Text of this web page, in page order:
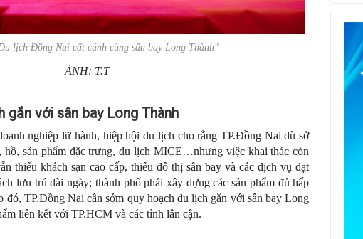
lịch Đồng Nai cất cánh cùng sân bay Long Thành"
ẢNH: T.T
gắn với sân bay Long Thành
nghiệp lữ hành, hiệp hội du lịch cho rằng TP.Đồng Nai dù sở
hồ, sản phẩm đặc trưng, du lịch MICE…nhưng việc khai thác còn
thiếu khách sạn cao cấp, thiếu đô thị sân bay và các dịch vụ đạt
lưu trú dài ngày; thành phố phải xây dựng các sản phẩm đủ hấp
đó, TP.Đồng Nai cần sớm quy hoạch du lịch gắn với sân bay Long
liên kết với TP.HCM và các tỉnh lân cận.